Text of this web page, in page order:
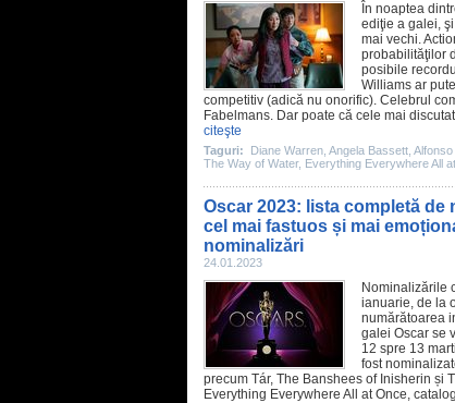
În noaptea
ediţie a galei,
mai vechi.
probabilităţilor
posibile
Williams ar
competitiv (adică nu onorific). Celebrul
Fabelmans. Dar poate că cele mai
citeşte
Taguri: Diane Warren Angela Bassett
The Way of Water, Everything Everywhere All
Oscar 2023: lista completă de
cel mai fastuos și mai
nominalizări
24.01.2023
Nominalizările
ianuarie, de la
numărătoarea
galei Oscar se
12 spre 13
fost
precum Tár, The Banshees of Inisherin și
Everything Everywhere All at Once,